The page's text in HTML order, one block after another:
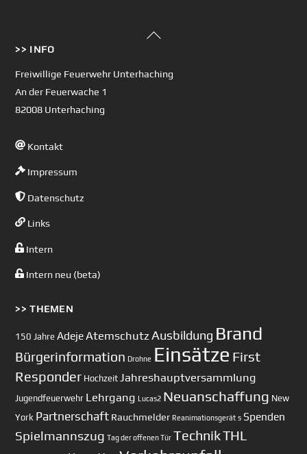
Back
>> INFO
Freiwillige Feuerwehr Unterhaching
An der Feuerwache 1
82008 Unterhaching
Kontakt
Impressum
Datenschutz
Links
Intern
Intern neu (beta)
>> THEMEN
150 Jahre AdejeAtemschutz Ausbildung Brand
Bürgerinformation Drohne Einsätze First
Responder Hochzeit Jahreshauptversammlung
Jugendfeuerwehr Lehrgang Lucas2 Neuanschaffung New
York Partnerschaft Rauchmelder Reanimationsgerät s Spenden
Spielmannszug Tag der offenen Tür TechnikTHL